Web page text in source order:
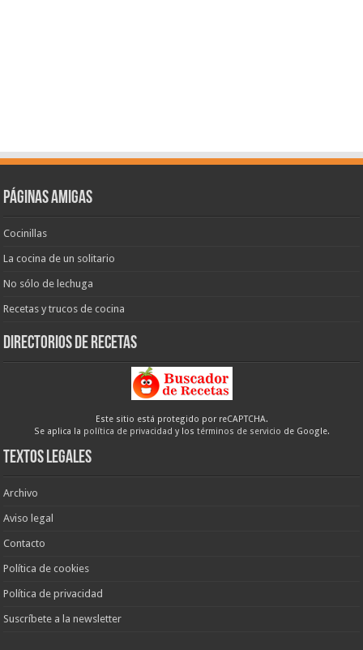
Páginas amigas
Cocinillas
La cocina de un solitario
No sólo de lechuga
Recetas y trucos de cocina
Directorios de recetas
Este sitio está protegido por reCAPTCHA.
Se aplica la política de privacidad y los términos de servicio de Google.
Textos legales
Archivo
Aviso legal
Contacto
Política de cookies
Política de privacidad
Suscríbete a la newsletter